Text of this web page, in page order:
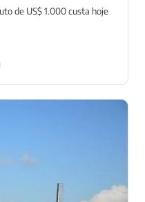
de US$ 1.000 custa hoje